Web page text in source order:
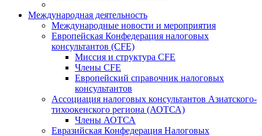
Международная деятельность
Международные новости и мероприятия
Европейская Конфедерация налоговых
консультантов (CFE)
Миссия и структура CFE
Члены CFE
Европейский справочник налоговых
консультантов
Ассоциация налоговых консультантов Азиатского-
тихоокенского региона (АОТСА)
Члены АОТСА
Евразийская Конфедерация Налоговых